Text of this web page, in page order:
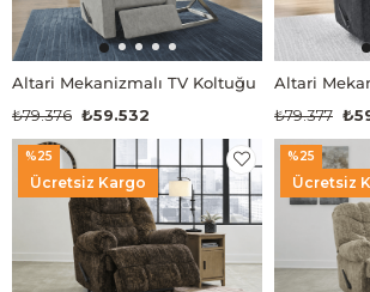
Altari Mekanizmalı TV Koltuğu
₺59.532
₺79.376
Altari
₺79.377
Ücretsiz Kargo
%25
Ücretsiz
%25